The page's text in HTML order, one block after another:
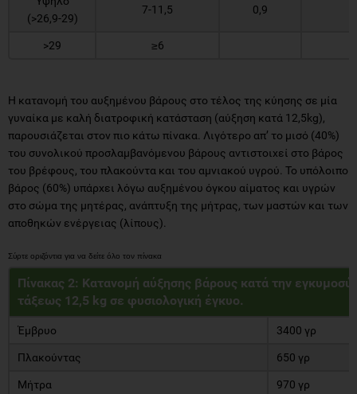
(>26,9-29)
7-11,5 0,9
>29 ≥6
Η κατανομή του αυξημένου βάρους στο τέλος της κύησης σε μία
γυναίκα με καλή διατροφική κατάσταση (αύξηση κατά 12,5kg),
παρουσιάζεται στον πιο κάτω πίνακα. Λιγότερο απ’ το μισό (40%)
του συνολικού προσλαμβανόμενου βάρους αντιστοιχεί στο βάρος
του βρέφους, του πλακούντα και του αμνιακού υγρού. Το υπόλοιπο
βάρος (60%) υπάρχει λόγω αυξημένου όγκου αίματος και υγρών
στο σώμα της μητέρας, ανάπτυξη της μήτρας, των μαστών και των
αποθηκών ενέργειας (λίπους).
Πίνακας 2: Κατανομή αύξησης βάρους κατά την
τάξεως 12,5 kg σε φυσιολογική έγκυο.
Έμβρυο 3400 γρ
Πλακούντας 650 γρ
Μήτρα 970 γρ